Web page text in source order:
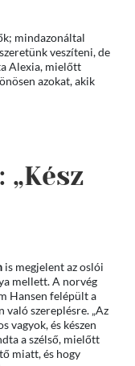
mindazonáltal
veszíteni, de
Alexia, mielőtt
azokat, akik
„Kész
is megjelent az oslói
mellett. A norvég
Hansen felépült a
való szereplésre. „Az
vagyok, és készen
a szélső, mielőtt
miatt, és hogy